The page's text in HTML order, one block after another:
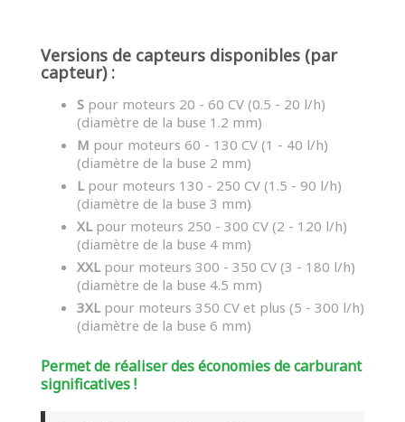
Versions de capteurs disponibles (par
capteur) :
S pour moteurs 20 - 60 CV (0.5 - 20 l/h)
(diamètre de la buse 1.2 mm)
M pour moteurs 60 - 130 CV (1 - 40 l/h)
(diamètre de la buse 2 mm)
Lpour moteurs 130 - 250 CV (1.5 - 90 l/h)
(diamètre de la buse 3 mm)
XLpour moteurs 250 - 300 CV (2 - 120 l/h)
(diamètre de la buse 4 mm)
XXLpour moteurs 300 - 350 CV (3 - 180 l/h)
(diamètre de la buse 4.5 mm)
3XLpour moteurs 350 CV et plus (5 - 300 l/h)
(diamètre de la buse 6 mm)
Permet de réaliser des économies de carburant
significatives !